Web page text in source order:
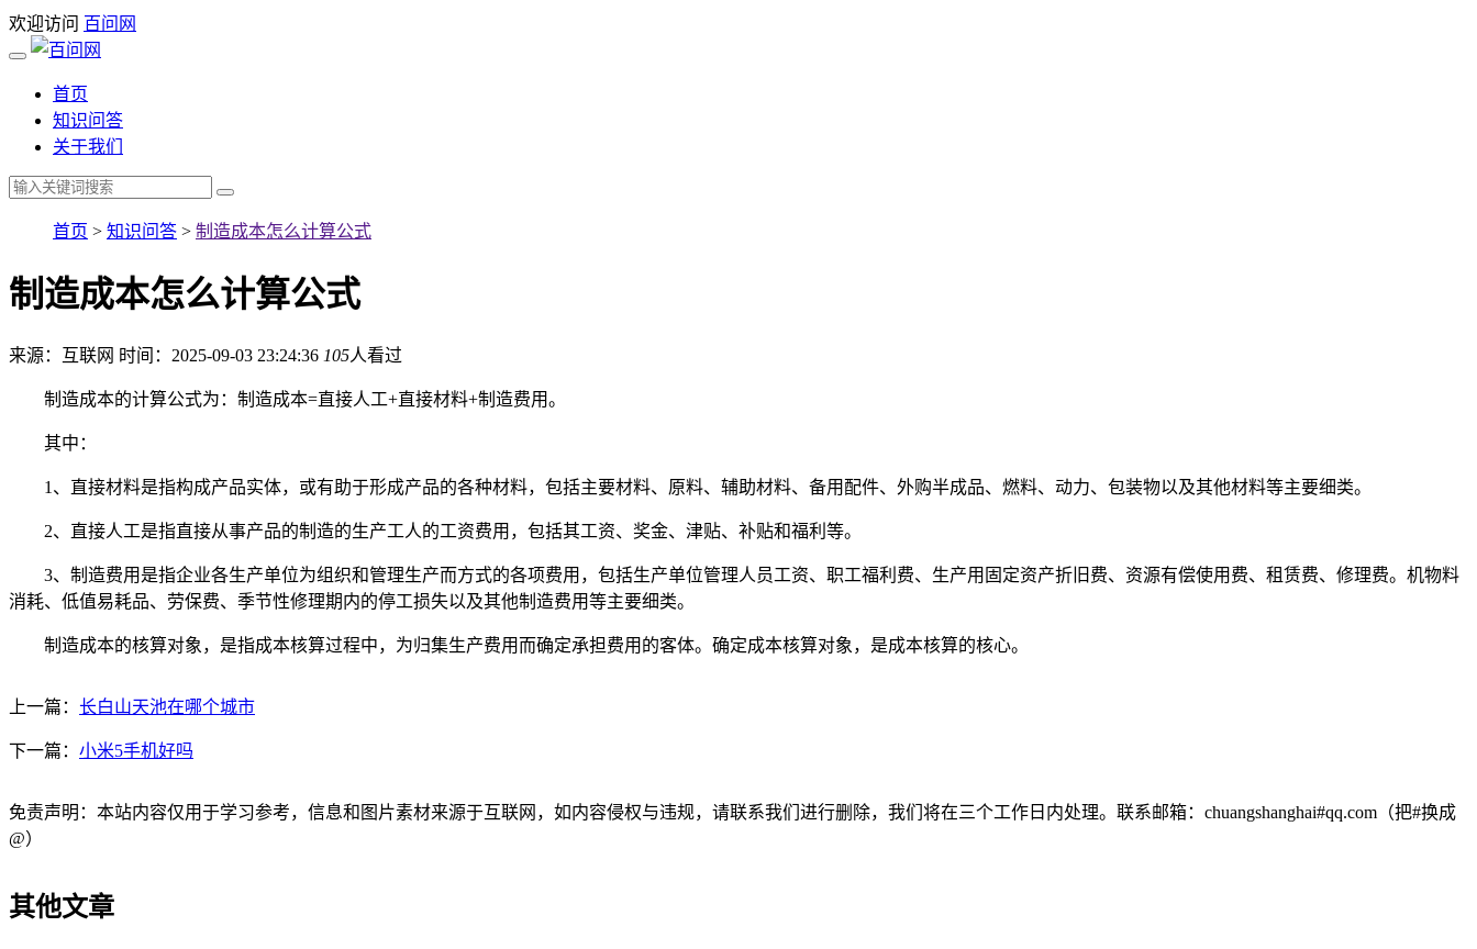
欢迎访问 百问网
首页
知识问答
关于我们
首页 > 知识问答 > 制造成本怎么计算公式
制造成本怎么计算公式
来源：互联网 时间：2025-09-03 23:24:36 105人看过
制造成本的计算公式为：制造成本=直接人工+直接材料+制造费用。
其中：
1、直接材料是指构成产品实体，或有助于形成产品的各种材料，包括主要材料、原料、辅助材料、备用配件、外购半成品、燃料、动力、包装物以及其他材料等主要细类。
2、直接人工是指直接从事产品的制造的生产工人的工资费用，包括其工资、奖金、津贴、补贴和福利等。
3、制造费用是指企业各生产单位为组织和管理生产而方式的各项费用，包括生产单位管理人员工资、职工福利费、生产用固定资产折旧费、资源有偿使用费、租赁费、修理费。机物料
消耗、低值易耗品、劳保费、季节性修理期内的停工损失以及其他制造费用等主要细类。
制造成本的核算对象，是指成本核算过程中，为归集生产费用而确定承担费用的客体。确定成本核算对象，是成本核算的核心。
上一篇： 长白山天池在哪个城市
下一篇： 小米5手机好吗
免责声明：本站内容仅用于学习参考，信息和图片素材来源于互联网，如内容侵权与违规，请联系我们进行删除，我们将在三个工作日内处理。联系邮箱：chuangshanghai#qq.com（把#换成
@）
其他文章